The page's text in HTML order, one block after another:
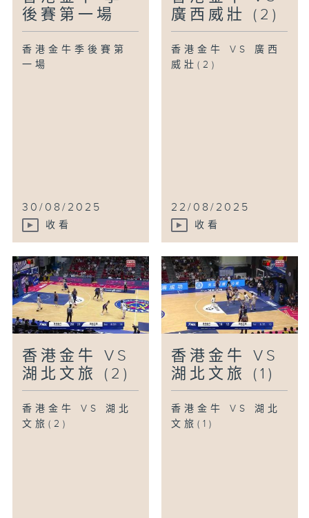
後賽第一場
香港金牛季後賽第
一場
30/08/2025
收看
廣西威壯 (2)
香港金牛 VS 廣西
威壯(2)
22/08/2025
收看
香港金牛 VS
湖北文旅 (2)
香港金牛 VS 湖北
文旅(2)
香港金牛 VS
湖北文旅 (1)
香港金牛 VS 湖北
文旅(1)